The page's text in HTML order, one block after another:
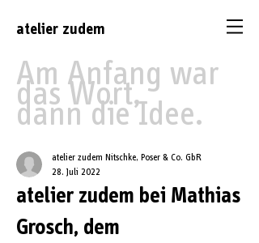
atelier zudem
Am Anfang war
das Wort,
dann die Idee.
atelier zudem bei Mathias
Grosch, dem
atelier zudem Nitschke, Poser & Co. GbR
28. Juli 2022